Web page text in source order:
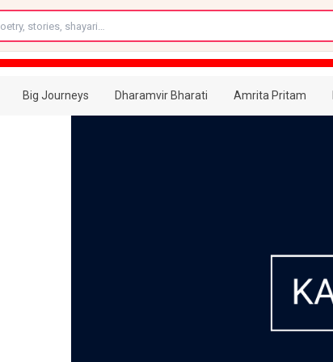
Big Journeys Dharamvir Bharati Amrita Pritam